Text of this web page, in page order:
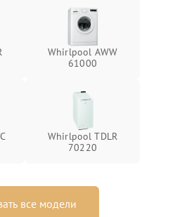
Whirlpool AWW
61000
Whirlpool TDLR
70220
все модели